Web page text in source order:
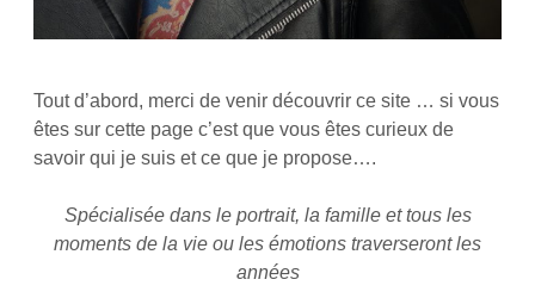
Tout d’abord, merci de venir découvrir ce site … si vous
êtes sur cette page c’est que vous êtes curieux de
savoir qui je suis et ce que je propose….
Spécialisée dans le portrait, la famille et tous les
moments de la vie ou les émotions traverseront les
années